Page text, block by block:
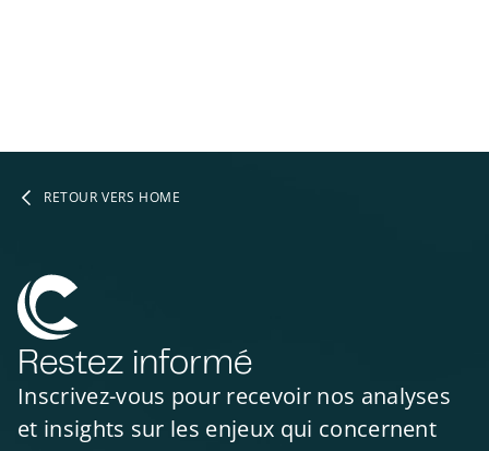
RETOUR VERS HOME
Restez informé
Inscrivez-vous pour recevoir nos analyses
et insights sur les enjeux qui concernent